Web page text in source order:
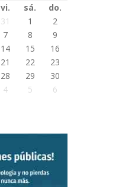
vi. sá.
do.
31 1
2
7 8
9
14 15
16
21 22
23
28 29
30
4 5 6